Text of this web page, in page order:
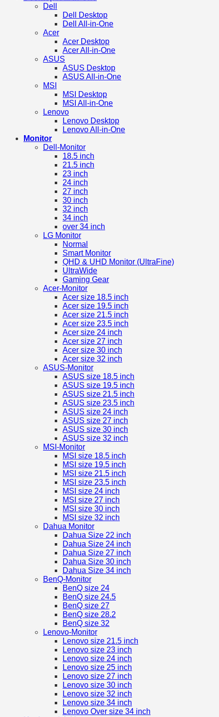
Dell
Dell Desktop
Dell All-in-One
Acer
Acer Desktop
Acer All-in-One
ASUS
ASUS Desktop
ASUS All-in-One
MSI
MSI Desktop
MSI All-in-One
Lenovo
Lenovo Desktop
Lenovo All-in-One
Monitor
Dell-Monitor
18.5 inch
21.5 inch
23 inch
24 inch
27 inch
30 inch
32 inch
34 inch
over 34 inch
LG Monitor
Normal
Smart Monitor
QHD & UHD Monitor (UltraFine)
UltraWide
Gaming Gear
Acer-Monitor
Acer size 18.5 inch
Acer size 19.5 inch
Acer size 21.5 inch
Acer size 23.5 inch
Acer size 24 inch
Acer size 27 inch
Acer size 30 inch
Acer size 32 inch
ASUS-Monitor
ASUS size 18.5 inch
ASUS size 19.5 inch
ASUS size 21.5 inch
ASUS size 23.5 inch
ASUS size 24 inch
ASUS size 27 inch
ASUS size 30 inch
ASUS size 32 inch
MSI-Monitor
MSI size 18.5 inch
MSI size 19.5 inch
MSI size 21.5 inch
MSI size 23.5 inch
MSI size 24 inch
MSI size 27 inch
MSI size 30 inch
MSI size 32 inch
Dahua Monitor
Dahua Size 22 inch
Dahua Size 24 inch
Dahua Size 27 inch
Dahua Size 30 inch
Dahua Size 34 inch
BenQ-Monitor
BenQ size 24
BenQ size 24.5
BenQ size 27
BenQ size 28.2
BenQ size 32
Lenovo-Monitor
Lenovo size 21.5 inch
Lenovo size 23 inch
Lenovo size 24 inch
Lenovo size 25 inch
Lenovo size 27 inch
Lenovo size 30 inch
Lenovo size 32 inch
Lenovo size 34 inch
Lenovo Over size 34 inch